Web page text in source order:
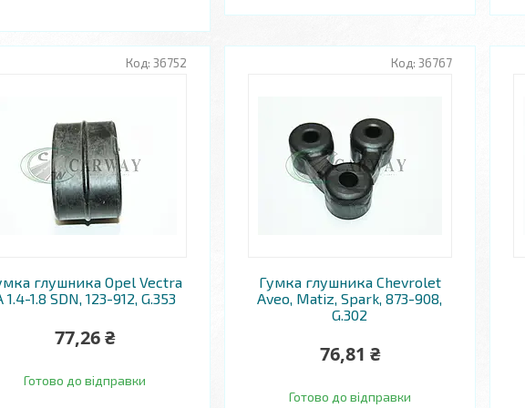
36752
глушника Opel Vectra
1.4-1.8 SDN, 123-912, G.353
77,26 ₴
Готово до відправки
36767
Гумка глушника Chevrolet
Aveo, Matiz, Spark, 873-908,
G.302
76,81 ₴
Готово до відправки